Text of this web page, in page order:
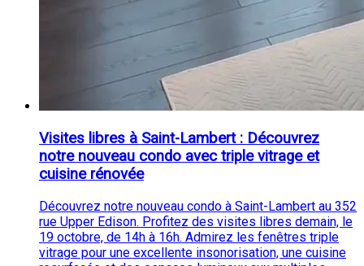
Visites libres à Saint-Lambert : Découvrez
notre nouveau condo avec triple vitrage et
cuisine rénovée
Découvrez notre nouveau condo à Saint-Lambert au 352
rue Upper Edison. Profitez des visites libres demain, le
19 octobre, de 14h à 16h. Admirez les fenêtres triple
vitrage pour une excellente insonorisation, une cuisine